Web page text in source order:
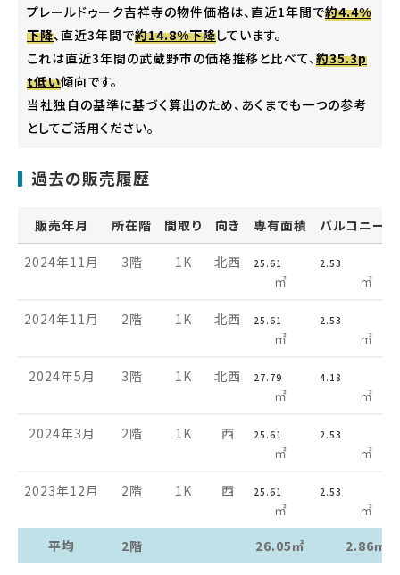
プレールドゥーク吉祥寺の物件価格は、直近1年間で約4.4%
下降、直近3年間で約14.8%下降しています。
これは直近3年間の武蔵野市の価格推移と比べて、約35.3p
t低い傾向です。
当社独自の基準に基づく算出のため、あくまでも一つの参考
としてご活用ください。
過去の販売履歴
販売年月 所在階 間取り 向き 専有面積 バルコニー
2024年11月 3階 1K 北西 25.61
㎡
2.53
㎡
2024年11月 2階 1K 北西 25.61
㎡
2.53
㎡
2024年5月 3階 1K 北西 27.79
㎡
4.18
㎡
2024年3月 2階 1K 西 25.61
㎡
2.53
㎡
2023年12月 2階 1K 西 25.61
㎡
2.53
㎡
平均
2階 26.05㎡ 2.86㎡